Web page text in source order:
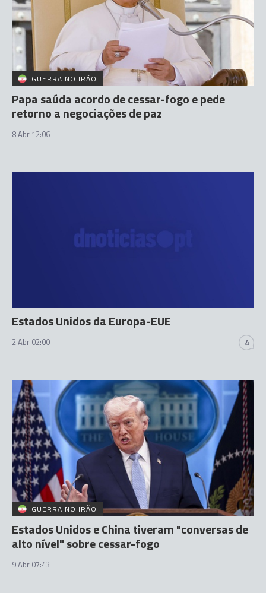
GUERRA NO IRÃO
Papa saúda acordo de cessar-fogo e pede
retorno a negociações de paz
8 Abr 12:06
Estados Unidos da Europa-EUE
2 Abr 02:00 4
GUERRA NO IRÃO
Estados Unidos e China tiveram "conversas de
alto nível" sobre cessar-fogo
9 Abr 07:43